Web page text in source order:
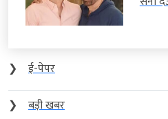
❯
ई-पेपर
❯
बड़ी खबर